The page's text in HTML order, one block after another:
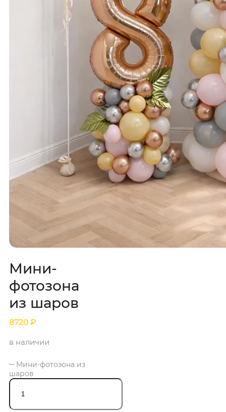
Мини-
фотозона
из шаров
8720 ₽
в наличии
Мини-фотозона из
шаров